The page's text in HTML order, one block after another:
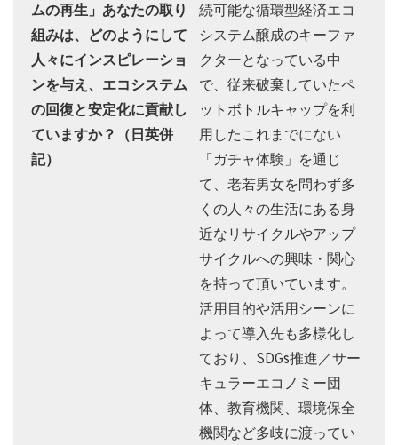
ムの再生」あなたの取り
組みは、どのようにして
人々にインスピレーショ
ンを与え、エコシステム
の回復と安定化に貢献し
ていますか？（日英併
記）
続可能な循環型経済エコ
システム醸成のキーファ
クターとなっている中
で、従来破棄していたペ
ットボトルキャップを利
用したこれまでにない
「ガチャ体験」を通じ
て、老若男女を問わず多
くの人々の生活にある身
近なリサイクルやアップ
サイクルへの興味・関心
を持って頂いています。
活用目的や活用シーンに
よって導入先も多様化し
ており、SDGs推進／サー
キュラーエコノミー団
体、教育機関、環境保全
機関など多岐に渡ってい